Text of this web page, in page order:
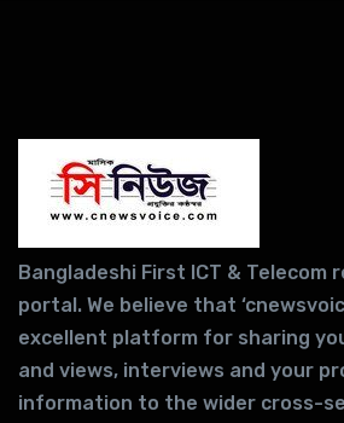
Bangladeshi First ICT & Telecom
portal. We believe that
excellent platform for sharing
and views, interviews and your
information to the wider cross-